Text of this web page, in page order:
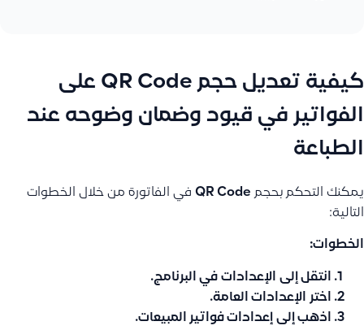
كيفية تعديل حجم QR Code على
الفواتير في قيود وضمان وضوحه عند
الطباعة
يمكنك التحكم بحجم QR Code في الفاتورة من خلال الخطوات
التالية:
الخطوات:
انتقل إلى الإعدادات في البرنامج.
اختر
الإعدادات العامة.
اذهب إلى إعدادات فواتير المبيعات.